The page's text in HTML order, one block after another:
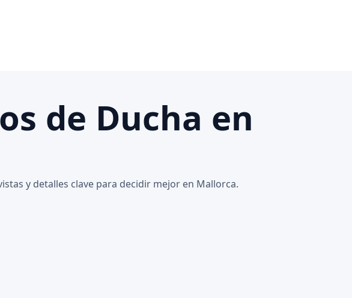
de Ducha en
y detalles clave para decidir mejor en Mallorca.